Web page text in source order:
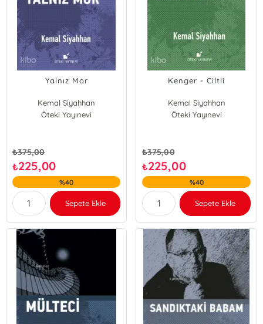
Yalnız Mor
Kemal Siyahhan
Öteki Yayınevi
₺375,00
₺225,00
%40
Sepete Ekle
Kenger - Ciltli
Kemal Siyahhan
Öteki Yayınevi
₺375,00
₺225,00
%40
Sepete Ekle